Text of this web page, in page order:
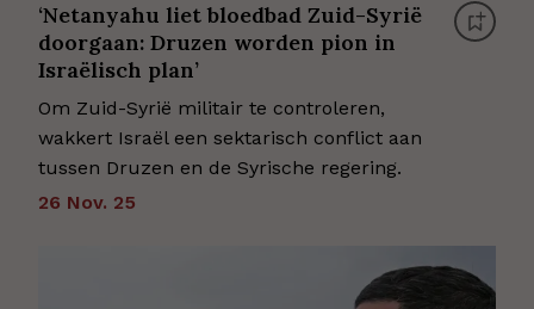
‘Netanyahu liet bloedbad Zuid-Syrië
doorgaan: Druzen worden pion in
Israëlisch plan’
Om Zuid-Syrië militair te controleren,
wakkert Israël een sektarisch conflict aan
tussen Druzen en de Syrische regering.
26 Nov. 25